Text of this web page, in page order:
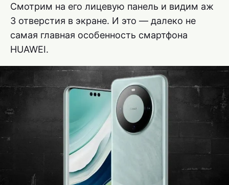
Смотрим на его лицевую панель и видим аж
3 отверстия в экране. И это — далеко не
самая главная особенность смартфона
HUAWEI.